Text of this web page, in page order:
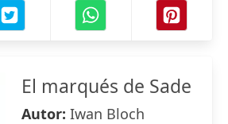
El marqués de Sade
Autor: Iwan Bloch